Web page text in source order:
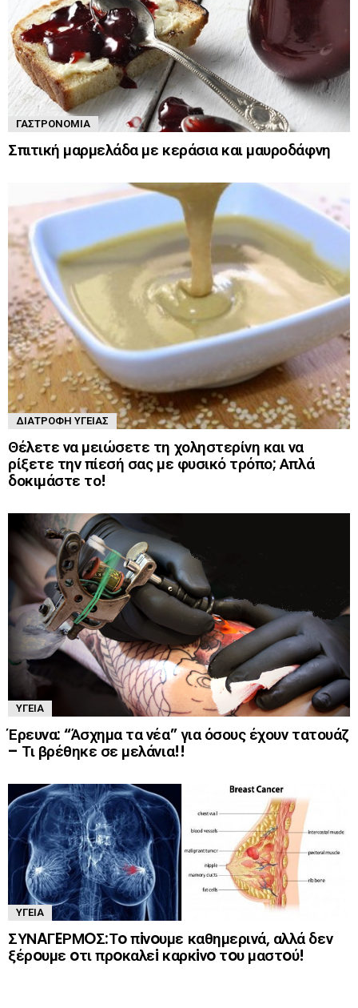
ΓΑΣΤΡΟΝΟΜΊΑ
Σπιτική μαρμελάδα με κεράσια και μαυροδάφνη
ΔΙΑΤΡΟΦΉ ΥΓΕΊΑΣ
Θέλετε να μειώσετε τη χοληστερίνη και να
ρίξετε την πίεσή σας με φυσικό τρόπο; Απλά
δοκιμάστε το!
ΥΓΕΊΑ
Έρευνα: “Άσχημα τα νέα” για όσους έχουν τατουάζ
– Τι βρέθηκε σε μελάνια!!
ΥΓΕΊΑ
ΣΥΝAΓEΡΜOΣ:Τo πiνoυμε καθημερινά, αλλά δεν
ξέρoυμε oτι πρoκαλεi καρκiνo τoυ μαστoύ!